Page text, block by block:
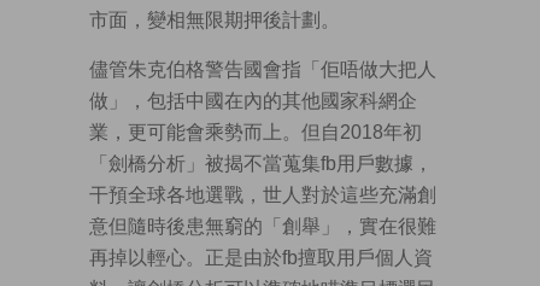
市面，變相無限期押後計劃。
儘管朱克伯格警告國會指「佢唔做大把人
做」，包括中國在內的其他國家科網企
業，更可能會乘勢而上。但自2018年初
「劍橋分析」被揭不當蒐集fb用戶數據，
干預全球各地選戰，世人對於這些充滿創
意但隨時後患無窮的「創舉」，實在很難
再掉以輕心。正是由於fb擅取用戶個人資